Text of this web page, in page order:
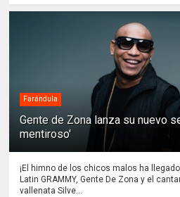
Farándula
Gente de Zona lanza su nuevo
mentiroso'
¡El himno de los chicos malos ha
Latin GRAMMY, Gente De Zona y el
vallenata Silve...